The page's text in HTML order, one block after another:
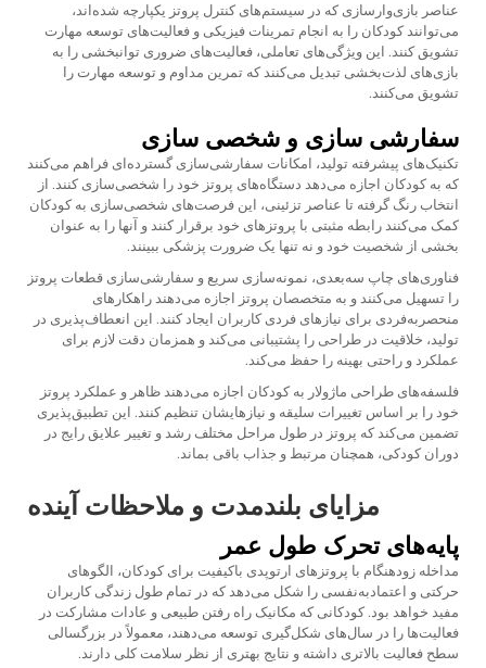
عناصر بازی‌وارسازی که در سیستم‌های کنترل پروتز یکپارچه شده‌اند،
می‌توانند کودکان را به انجام تمرینات فیزیکی و فعالیت‌های توسعه مهارت
تشویق کنند. این ویژگی‌های تعاملی، فعالیت‌های ضروری توانبخشی را به
بازی‌های لذت‌بخشی تبدیل می‌کنند که تمرین مداوم و توسعه مهارت را
تشویق می‌کنند.
سفارشی سازی و شخصی سازی
تکنیک‌های پیشرفته تولید، امکانات سفارشی‌سازی گسترده‌ای فراهم می‌کنند
که به کودکان اجازه می‌دهد دستگاه‌های پروتز خود را شخصی‌سازی کنند. از
انتخاب رنگ گرفته تا عناصر تزئینی، این فرصت‌های شخصی‌سازی به کودکان
کمک می‌کنند رابطه مثبتی با پروتزهای خود برقرار کنند و آنها را به عنوان
بخشی از شخصیت خود و نه تنها یک ضرورت پزشکی ببینند.
فناوری‌های چاپ سه‌بعدی، نمونه‌سازی سریع و سفارشی‌سازی قطعات پروتز
را تسهیل می‌کنند و به متخصصان پروتز اجازه می‌دهند راهکارهای
منحصربه‌فردی برای نیازهای فردی کاربران ایجاد کنند. این انعطاف‌پذیری در
تولید، خلاقیت در طراحی را پشتیبانی می‌کند و همزمان دقت لازم برای
عملکرد و راحتی بهینه را حفظ می‌کند.
فلسفه‌های طراحی ماژولار به کودکان اجازه می‌دهند ظاهر و عملکرد پروتز
خود را بر اساس تغییرات سلیقه و نیازهایشان تنظیم کنند. این تطبیق‌پذیری
تضمین می‌کند که پروتز در طول مراحل مختلف رشد و تغییر علایق رایج در
دوران کودکی، همچنان مرتبط و جذاب باقی بماند.
مزایای بلندمدت و ملاحظات آینده
پایه‌های تحرک طول عمر
مداخله زودهنگام با پروتزهای ارتوپدی باکیفیت برای کودکان، الگوهای
حرکتی و اعتمادبه‌نفسی را شکل می‌دهد که در تمام طول زندگی کاربران
مفید خواهد بود. کودکانی که مکانیک راه رفتن طبیعی و عادات مشارکت در
فعالیت‌ها را در سال‌های شکل‌گیری توسعه می‌دهند، معمولاً در بزرگسالی
سطح فعالیت بالاتری داشته و نتایج بهتری از نظر سلامت کلی دارند.